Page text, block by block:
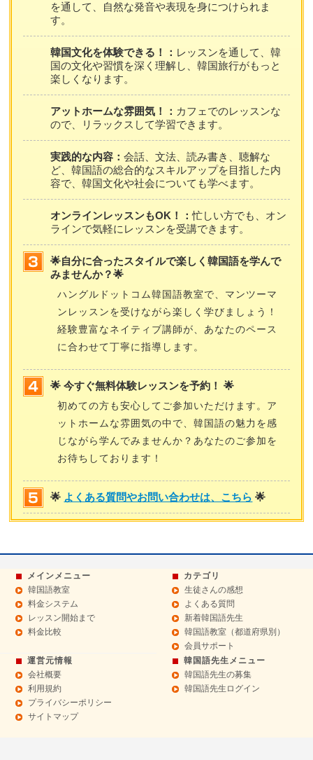
を通して、自然な発音や表現を身につけられま
す。
韓国文化を体験できる！： レッスンを通して、韓
国の文化や習慣を深く理解し、韓国旅行がもっと
楽しくなります。
アットホームな雰囲気！： カフェでのレッスンな
ので、リラックスして学習できます。
実践的な内容：会話、文法、読み書き、聴解な
ど、韓国語の総合的なスキルアップを目指した内
容で、韓国文化や社会についても学べます。
オンラインレッスンもOK！：忙しい方でも、オン
ラインで気軽にレッスンを受講できます。
🌟自分に合ったスタイルで楽しく韓国語を学んで
みませんか？🌟
ハングルドットコム韓国語教室で、マンツーマ
ンレッスンを受けながら楽しく学びましょう！
経験豊富なネイティブ講師が、あなたのペース
に合わせて丁寧に指導します。
🌟 今すぐ無料体験レッスンを予約！ 🌟
初めての方も安心してご参加いただけます。ア
ットホームな雰囲気の中で、韓国語の魅力を感
じながら学んでみませんか？あなたのご参加を
お待ちしております！
🌟 よくある質問やお問い合わせは、こちら 🌟
メインメニュー
韓国語教室
料金システム
レッスン開始まで
料金比較
カテゴリ
生徒さんの感想
よくある質問
新着韓国語先生
韓国語教室（都道府県別）
会員サポート
運営元情報
会社概要
利用規約
プライバシーポリシー
サイトマップ
韓国語先生メニュー
韓国語先生の募集
韓国語先生ログイン